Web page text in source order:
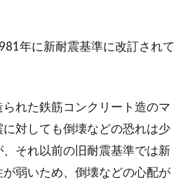
年に新耐震基準に改訂されて
れた鉄筋コンクリート造のマ
対しても倒壊などの恐れは少
それ以前の旧耐震基準では新
弱いため、倒壊などの心配が